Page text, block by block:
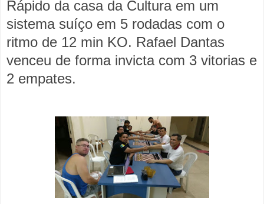
Rápido da casa da Cultura em um
sistema suíço em 5 rodadas com o
ritmo de 12 min KO. Rafael Dantas
venceu de forma invicta com 3 vitorias e
2 empates.